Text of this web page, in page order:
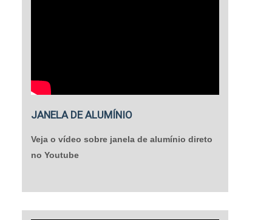
JANELA DE ALUMÍNIO
Veja o vídeo sobre janela de alumínio direto
no Youtube